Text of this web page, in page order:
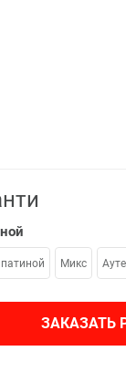
Микс
ЗАКАЗАТЬ